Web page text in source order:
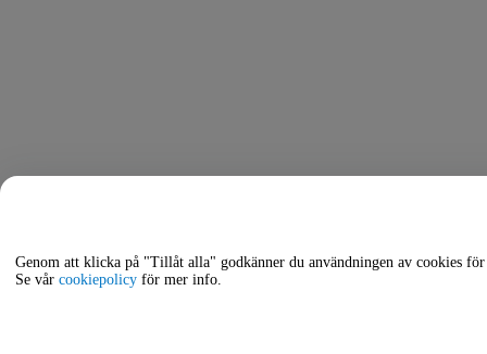
Genom att klicka på "Tillåt alla" godkänner du användningen av cookies
Se vår cookiepolicy för mer info.